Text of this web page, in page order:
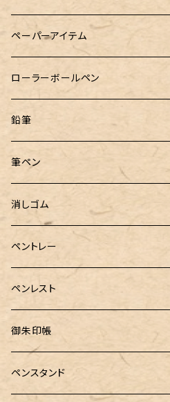
Ystudio（ワイスタジオ）
Nahvalur(ナーヴァル)
TaG サブマリン万年筆 限定ペン先ゴ
CROSS（クロス）
Sheaffer（シェーファー）
MONTEVERDE（モンテベルデ）
MONTBLANC（モンブラン）
Sheaffer（シェーファー）
マーベラスウッド
トライカラーボールペン
バディ【Mark II(マークツー)】
HUGO BOSS (ヒューゴ ボス)
PARKER(パーカー)
CROSS(クロス)
ANTOU（アントウ）
PenC mini
スタイルフィット ゲルインク
RETRO51
RHODIA(ロディア)
Kaweco（カヴェコ）
Ystudio（ワイスタジオ）
エルバン
コラボレーションインク
早川式繰出鉛筆
三菱鉛筆
クルトガ ウッド
ぺんてる
ラミー
ラダイト
PILOT（パイロット）
カスタム
RHODIA(ロディア)
KAYOU＋(カーユプラス)
IWI（アイダブリューアイ）
meister by POINT(マイスターバイ
Ystudio（ワイスタジオ）
ラダイト
Steef&Co.（スティーフ）
富士瘤クラフト
ペーパーアイテム
ヌルリフィル
irofulインクカード
神戸派計画
すずめや
ローラーボールペン
FONTE
ローラーボール 6色キャップ付
鉛筆
サンスター文具
筆ペン
Fonte
消しゴム
消しゴムケース
バハギア&クラフト
ツイスト消しゴム
MONS ORIS (モンズオーリス)
ペントレー
革製ペントレー
ペンレスト
ボルトレッティ
御朱印帳
富士ひのき御朱印帳【巓】
ペンスタンド